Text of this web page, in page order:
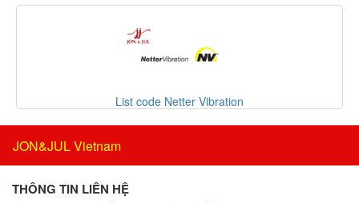
Delta Sensor
Dittmer Vietnam
DOLD Vietnam
Dumore solenoids
Bộ ghi dữ liệu
Bộ gia nhiệt
List code Netter Vibration
JON&JUL Vietnam
THÔNG TIN LIÊN HỆ